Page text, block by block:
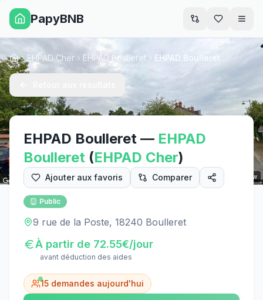
PapyBNB
Street View
AccueilEHPAD Cher EHPAD Boulleret EHPAD Boulleret
EHPAD Boulleret — EHPAD
Boulleret (EHPAD Cher)
Ajouter aux favoris Comparer
Public
9 rue de la Poste, 18240 Boulleret
À partir de 72.55€/jour
avant déduction des aides
15 demandes aujourd'hui